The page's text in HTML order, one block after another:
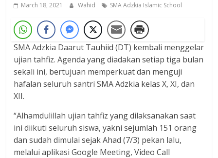
March 18, 2021 Wahid SMA Adzkia Islamic School
SMA Adzkia Daarut Tauhiid (DT) kembali menggelar
ujian tahfiz. Agenda yang diadakan setiap tiga bulan
sekali ini, bertujuan memperkuat dan menguji
hafalan seluruh santri SMA Adzkia kelas X, XI, dan
XII.
“Alhamdulillah ujian tahfiz yang dilaksanakan saat
ini diikuti seluruh siswa, yakni sejumlah 151 orang
dan sudah dimulai sejak Ahad (7/3) pekan lalu,
melalui aplikasi Google Meeting, Video Call